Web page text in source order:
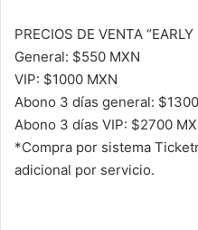
PRECIOS DE VENTA
General: $550 MXN
VIP: $1000 MXN
Abono 3 días general:
Abono 3 días VIP: $2700
*Compra por sistema
adicional por servicio.